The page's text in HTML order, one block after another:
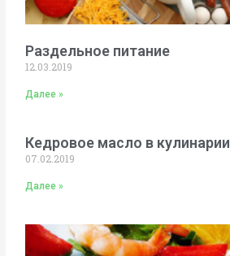
Раздельное питание
12.03.2019
Далее »
Кедровое масло в кулинарии
07.02.2019
Далее »